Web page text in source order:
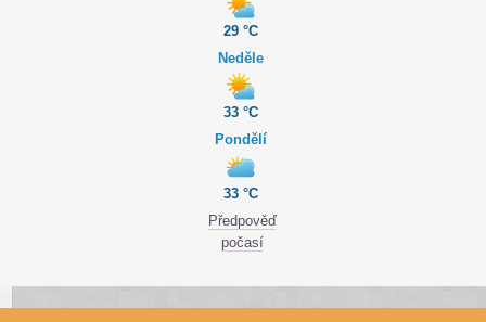
29 °C
Neděle
33 °C
Pondělí
33 °C
Předpověď
počasí